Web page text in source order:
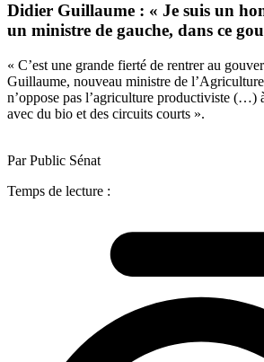
Didier Guillaume : « Je suis un
un ministre de gauche, dans ce
« C’est une grande fierté de rentrer au
Guillaume, nouveau ministre de
n’oppose pas l’agriculture productiviste (…)
avec du bio et des circuits courts ».
Par Public Sénat
Temps de lecture :